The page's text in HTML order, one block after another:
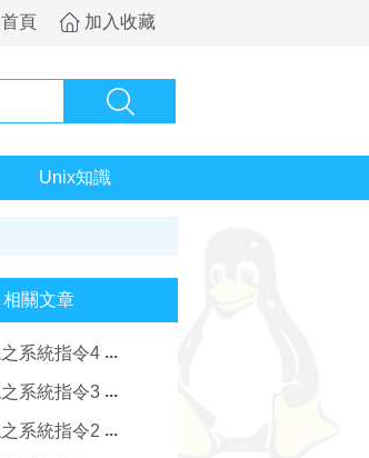
頁 加入收藏
Unix知識
相關文章
系統指令4
系統指令3
系統指令2